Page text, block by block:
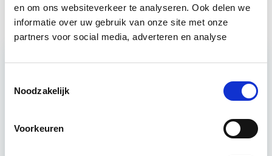
en om ons websiteverkeer te analyseren. Ook delen we
informatie over uw gebruik van onze site met onze
partners voor social media, adverteren en analyse
Noodzakelijk
Voorkeuren
Verduurzaming Vastgoed en